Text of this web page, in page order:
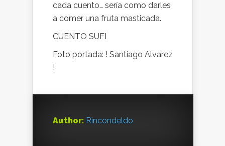
cada cuento… sería como darles
a comer una fruta masticada.
CUENTO SUFI
Foto portada: ! Santiago Alvarez
!
Author: Rincondeldo